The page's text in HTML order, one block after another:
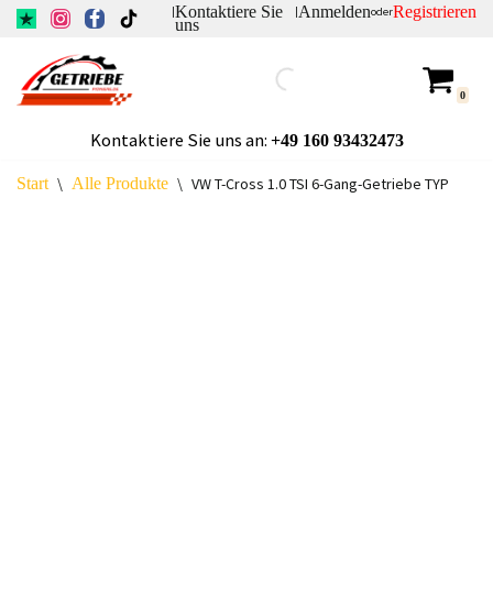
Inhalt
springen
|Kontaktiere Sie
uns
|AnmeldenoderRegistrieren
0
Kontaktiere Sie uns an: +49160 93432473
Start \ Alle Produkte \ VW T-Cross 1.0 TSI 6-Gang-Getriebe TYP